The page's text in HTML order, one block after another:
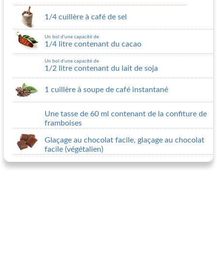
1/4 cuillère à café de sel
Un bol d'une capacité de
1/4 litre contenant du cacao
Un bol d'une capacité de
1/2 litre contenant du lait de soja
1 cuillère à soupe de café instantané
Une tasse de 60 ml contenant de la confiture de
framboises
Glaçage au chocolat facile, glaçage au chocolat
facile (végétalien)